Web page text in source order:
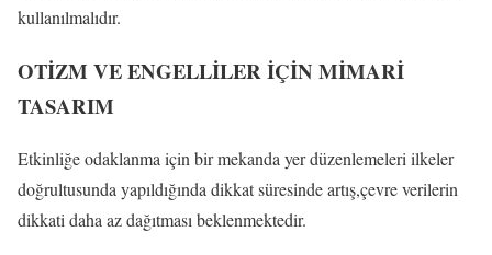
kullanılmalıdır.
OTİZM VE ENGELLİLER İÇİN MİMARİ
TASARIM
Etkinliğe odaklanma için bir mekanda yer düzenlemeleri ilkeler
doğrultusunda yapıldığında dikkat süresinde artış,çevre verilerin
dikkati daha az dağıtması beklenmektedir.